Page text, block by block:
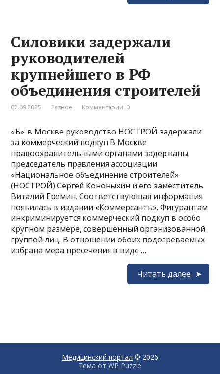
Силовики задержали
руководителей
крупнейшего в РФ
объединения строителей
02.09.2025 Разное Комментарии: 0
«Ъ»: в Москве руководство НОСТРОЙ задержали
за коммерческий подкуп В Москве
правоохранительными органами задержаны
председатель правления ассоциации
«Национальное объединение строителей»
(НОСТРОЙ) Сергей Кононыхин и его заместитель
Виталий Еремин. Соответствующая информация
появилась в издании «Коммерсантъ». Фигурантам
инкриминируется коммерческий подкуп в особо
крупном размере, совершенный организованной
группой лиц. В отношении обоих подозреваемых
избрана мера пресечения в виде …
Читать далее
Медицинский портал © 2026
Тема от WP Puzzle